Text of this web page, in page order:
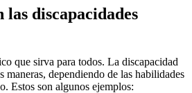
las discapacidades
que sirva para todos. La discapacidad
maneras, dependiendo de las habilidades
Estos son algunos ejemplos: